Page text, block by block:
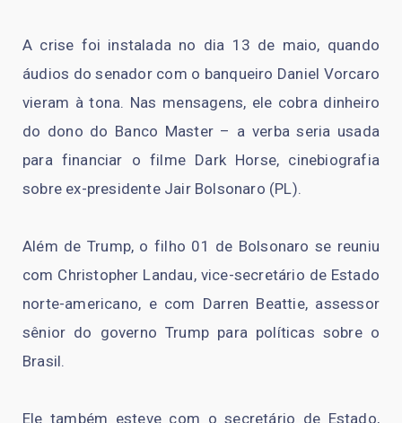
A crise foi instalada no dia 13 de maio, quando
áudios do senador com o banqueiro Daniel Vorcaro
vieram à tona. Nas mensagens, ele cobra dinheiro
do dono do Banco Master – a verba seria usada
para financiar o filme Dark Horse, cinebiografia
sobre ex-presidente Jair Bolsonaro (PL).
Além de Trump, o filho 01 de Bolsonaro se reuniu
com Christopher Landau, vice-secretário de Estado
norte-americano, e com Darren Beattie, assessor
sênior do governo Trump para políticas sobre o
Brasil.
Ele também esteve com o secretário de Estado,